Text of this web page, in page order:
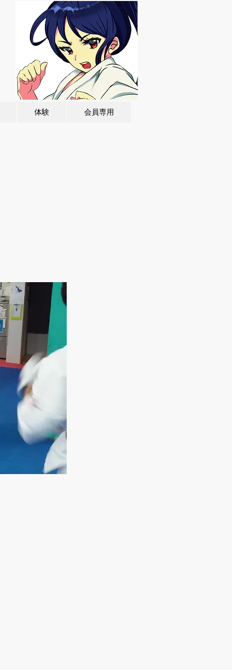
体験 会員専用